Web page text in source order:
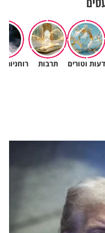
דעות וטורים תרבות רוחניות